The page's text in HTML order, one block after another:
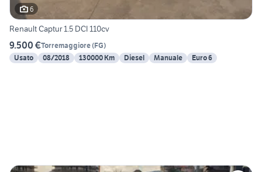
6
Renault Captur 1.5 DCI 110cv
9.500 €Torremaggiore(FG)
Usato
08/2018 130000 Km Diesel Manuale Euro 6